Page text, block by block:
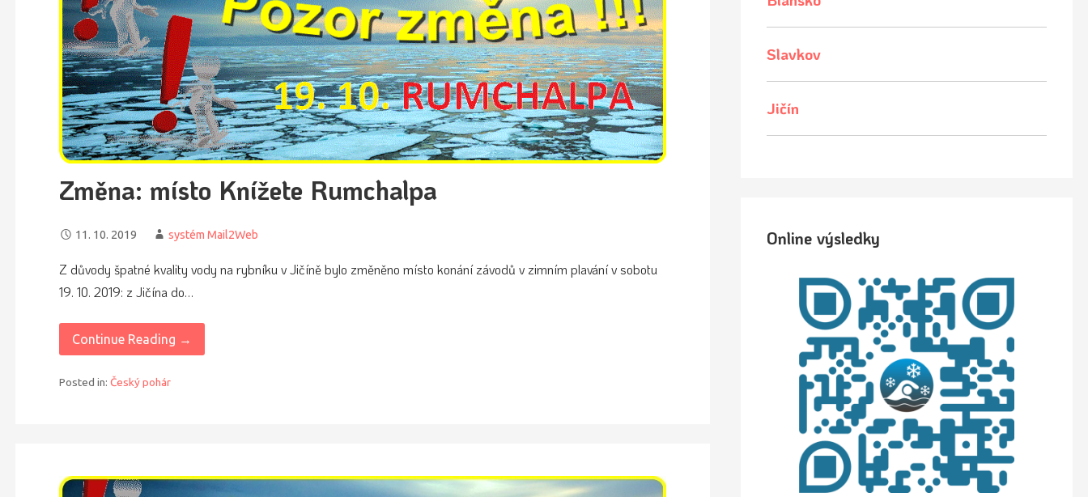
Změna: místo Knížete Rumchalpa
11. 10. 2019 systém Mail2Web
Z důvody špatné kvality vody na rybníku v Jičíně bylo změněno místo konání závodů v zimním plavání v sobotu
19. 10. 2019: z Jičína do…
Continue Reading →
Posted in: Český pohár
Slavkov
Jičín
Online výsledky